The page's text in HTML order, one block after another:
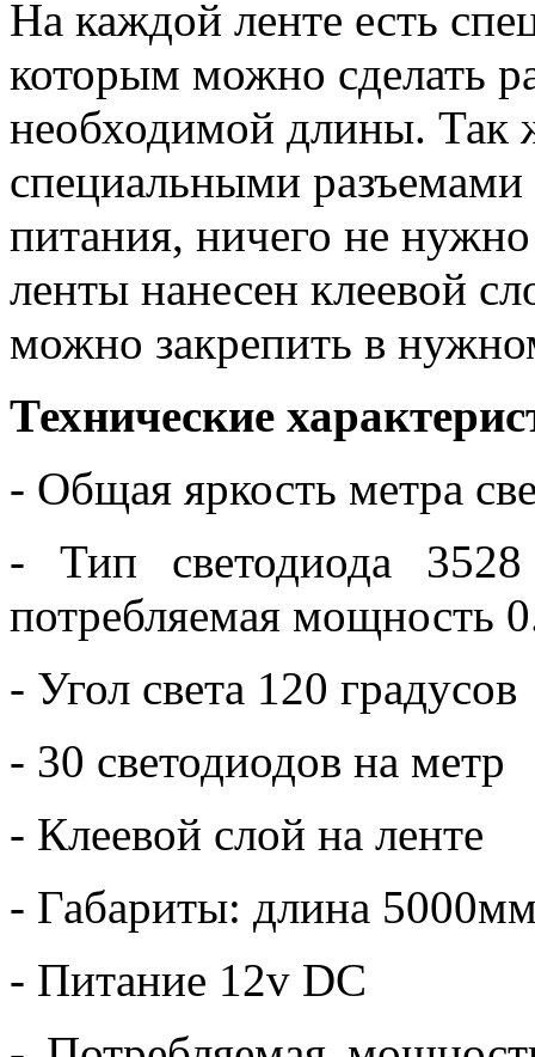
На каждой ленте есть
которым можно сделать
необходимой длины. Так
специальными
питания, ничего не
ленты нанесен клеевой
можно закрепить в
Технические
- Общая яркость метра
- Тип светодиода
потребляемая мощность
- Угол света 120 градусов
- 30 светодиодов на метр
- Клеевой слой на ленте
- Габариты: длина
- Питание 12v DC